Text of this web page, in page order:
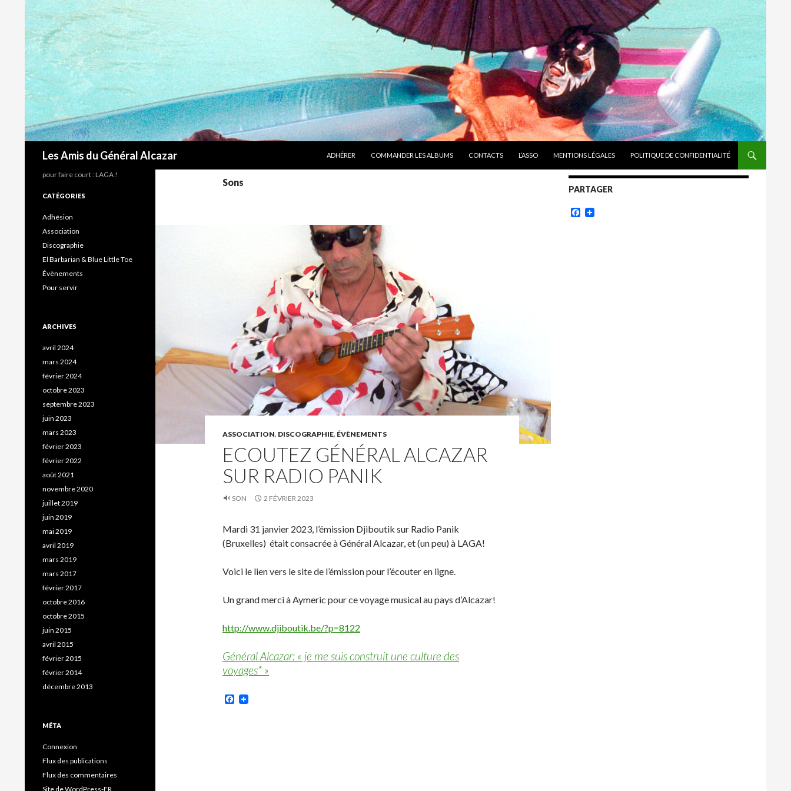
Les Amis du Général Alcazar
ADHÉRER
COMMANDER LES ALBUMS CONTACTS L’ASSO MENTIONS LÉGALES POLITIQUE DE CONFIDENTIALITÉ
Sons
ASSOCIATION, DISCOGRAPHIE, ÉVÈNEMENTS
ECOUTEZ GÉNÉRAL ALCAZAR
SUR RADIO PANIK
SON 2 FÉVRIER 2023
Mardi 31 janvier 2023, l’émission Djiboutik sur Radio Panik
(Bruxelles) était consacrée à Général Alcazar, et (un peu) à LAGA!
Voici le lien vers le site de l’émission pour l’écouter en ligne.
Un grand merci à Aymeric pour ce voyage musical au pays d’Alcazar!
http://www.djiboutik.be/?p=8122
Général Alcazar: « je me suis construit une culture des
voyages* »
Facebook
PARTAGER
Facebook
pour faire court : LAGA !
CATÉGORIES
Adhésion
Association
Discographie
El Barbarian & Blue Little Toe
Évènements
Pour servir
ARCHIVES
avril 2024
mars 2024
février 2024
octobre 2023
septembre 2023
juin 2023
mars 2023
février 2023
février 2022
août 2021
novembre 2020
juillet 2019
juin 2019
mai 2019
avril 2019
mars 2019
mars 2017
février 2017
octobre 2016
octobre 2015
juin 2015
avril 2015
février 2015
février 2014
décembre 2013
MÉTA
Connexion
Flux des publications
Flux des commentaires
Site de WordPress-FR